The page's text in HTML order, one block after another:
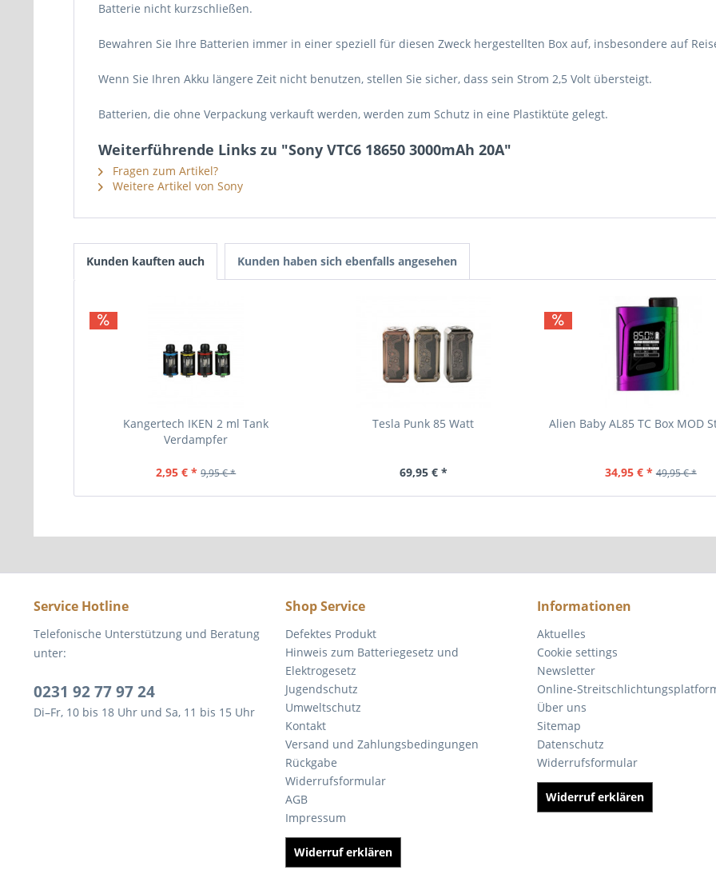
Batterie nicht kurzschließen.
Bewahren Sie Ihre Batterien immer in einer speziell für diesen Zweck hergestellten Box auf, insbesondere auf
Wenn Sie Ihren Akku längere Zeit nicht benutzen, stellen Sie sicher, dass sein Strom 2,5 Volt übersteigt.
Batterien, die ohne Verpackung verkauft werden, werden zum Schutz in eine Plastiktüte gelegt.
Weiterführende Links zu "Sony VTC6 18650 3000mAh 20A"
Fragen zum Artikel?
Weitere Artikel von Sony
Kunden kauften auch Kunden haben sich ebenfalls angesehen
Kangertech IKEN 2 ml Tank
Verdampfer
2,95 € * 9,95 € *
Tesla Punk 85 Watt
69,95 € *
Alien Baby AL85 TC Box MOD
34,95 € * 49,95 € *
Service Hotline
Telefonische Unterstützung und Beratung
unter:
0231 92 77 97 24
Di–Fr, 10 bis 18 Uhr und Sa, 11 bis 15 Uhr
Shop Service
Defektes Produkt
Hinweis zum Batteriegesetz und
Elektrogesetz
Jugendschutz
Umweltschutz
Kontakt
Versand und Zahlungsbedingungen
Rückgabe
Widerrufsformular
AGB
Impressum
Widerruf erklären
Informationen
Aktuelles
Cookie settings
Newsletter
Online-
Über uns
Sitemap
Datenschutz
Widerrufsformular
Widerruf erklären